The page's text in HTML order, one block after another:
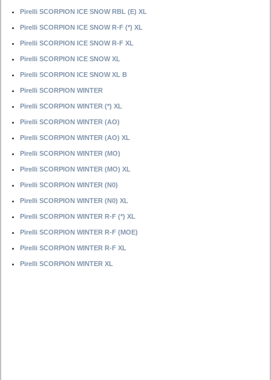
Pirelli SCORPION ICE SNOW RBL (E) XL
Pirelli SCORPION ICE SNOW R-F (*) XL
Pirelli SCORPION ICE SNOW R-F XL
Pirelli SCORPION ICE SNOW XL
Pirelli SCORPION ICE SNOW XL B
Pirelli SCORPION WINTER
Pirelli SCORPION WINTER (*) XL
Pirelli SCORPION WINTER (AO)
Pirelli SCORPION WINTER (AO) XL
Pirelli SCORPION WINTER (MO)
Pirelli SCORPION WINTER (MO) XL
Pirelli SCORPION WINTER (N0)
Pirelli SCORPION WINTER (N0) XL
Pirelli SCORPION WINTER R-F (*) XL
Pirelli SCORPION WINTER R-F (MOE)
Pirelli SCORPION WINTER R-F XL
Pirelli SCORPION WINTER XL